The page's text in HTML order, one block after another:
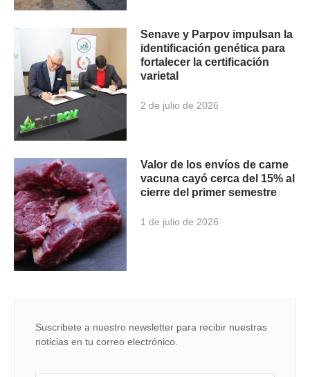
Senave y Parpov impulsan la
identificación genética para
fortalecer la certificación
varietal
2 de julio de 2026
Valor de los envíos de carne
vacuna cayó cerca del 15% al
cierre del primer semestre
1 de julio de 2026
Suscribete a nuestro newsletter para recibir nuestras
noticias en tu correo electrónico.